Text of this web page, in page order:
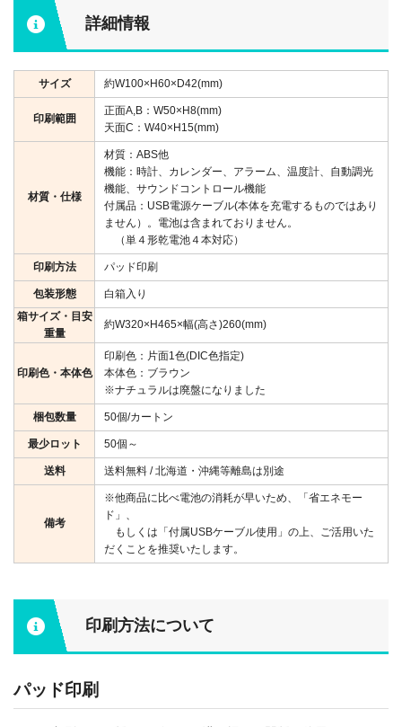
詳細情報
サイズ 約W100×H60×D42(mm)
印刷範囲
正面A,B：W50×H8(mm)
天面C：W40×H15(mm)
材質・仕様
材質：ABS他
機能：時計、カレンダー、アラーム、温度計、自動調光
機能、サウンドコントロール機能
付属品：USB電源ケーブル(本体を充電するものではあり
ません）。電池は含まれておりません。
（単４形乾電池４本対応）
印刷方法 パッド印刷
包装形態
白箱入り
箱サイズ・目安
重量
約W320×H465×幅(高さ)260(mm)
印刷色・本体色
印刷色：片面1色(DIC色指定)
本体色：ブラウン
※ナチュラルは廃盤になりました
梱包数量 50個/カートン
最少ロット 50個～
送料 送料無料 / 北海道・沖縄等離島は別途
備考
※他商品に比べ電池の消耗が早いため、「省エネモー
ド」、
もしくは「付属USBケーブル使用」の上、ご活用いた
だくことを推奨いたします。
印刷方法について
パッド印刷